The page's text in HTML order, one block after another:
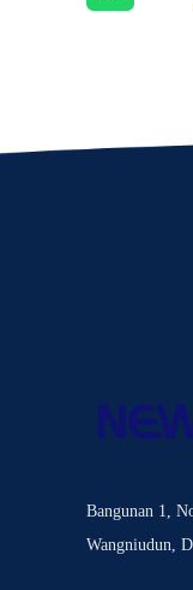
Bangunan 1,
Wangniudun,